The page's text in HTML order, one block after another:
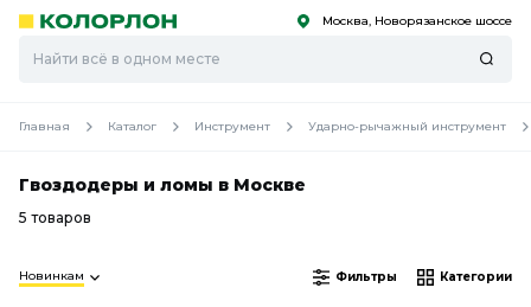
Скоро
Скоро Москва, Новорязанское шоссе
Главная Каталог Инструмент Ударно-рычажный инструмент
Гвоздодеры и ломы в Москве
5 товаров
Новинкам Фильтры Категории